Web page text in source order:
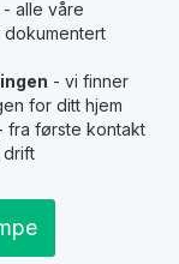
- alle våre
dokumentert
- vi finner
for ditt hjem
fra første kontakt
drift